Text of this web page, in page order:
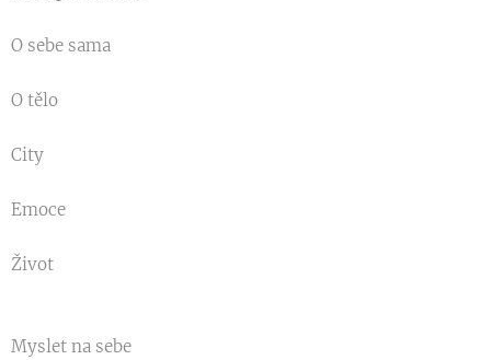
O sebe sama
O tělo
City
Emoce
Život
Myslet na sebe